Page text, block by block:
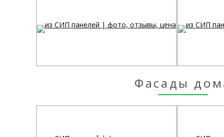
Фасады